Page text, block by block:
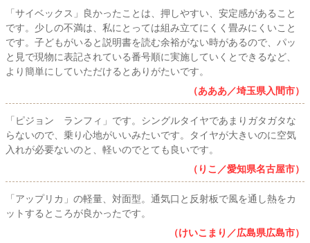
「サイベックス」良かったことは、押しやすい、安定感があること
です。少しの不満は、私にとっては組み立てにくく畳みにくいこと
です。子どもがいると説明書を読む余裕がない時があるので、パッ
と見で現物に表記されている番号順に実施していくとできるなど、
より簡単にしていただけるとありがたいです。
（あああ／埼玉県入間市）
「ピジョン ランフィ」です。シングルタイヤであまりガタガタな
らないので、乗り心地がいいみたいです。タイヤが大きいのに空気
入れが必要ないのと、軽いのでとても良いです。
（りこ／愛知県名古屋市）
「アップリカ」の軽量、対面型。通気口と反射板で風を通し熱をカ
ットするところが良かったです。
（けいこまり／広島県広島市）